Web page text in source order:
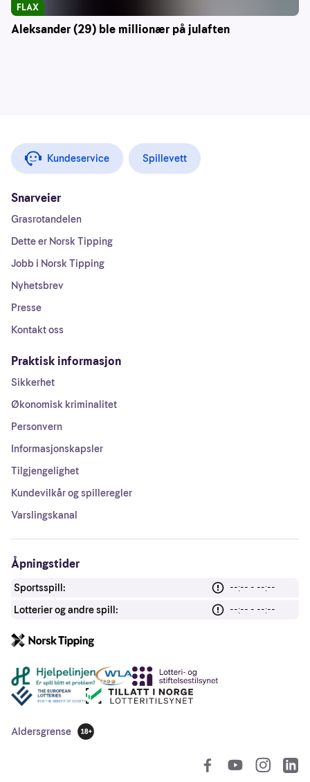
Aleksander (29) ble millionær på julaften
FLAX
Kundeservice Spillevett
Snarveier
Grasrotandelen
Dette er Norsk Tipping
Jobb i Norsk Tipping
Nyhetsbrev
Presse
Kontakt oss
Praktisk informasjon
Sikkerhet
Økonomisk kriminalitet
Personvern
Informasjonskapsler
Tilgjengelighet
Kundevilkår og spilleregler
Varslingskanal
Åpningstider
Sportsspill:
--:-- - --:--
Lotterier og andre spill:
--:-- - --:--
Andre lenker
Aldersgrense
18 år